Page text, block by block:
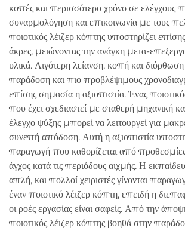
κοπές και περισσότερο χρόνο σε ελέγχους
συναρμολόγηση και επικοινωνία με τους
ποιοτικός λέιζερ κόπτης υποστηρίζει
άκρες, μειώνοντας την ανάγκη μετα-
υλικά. Λιγότερη λείανση, κοπή και
παράδοση και πιο προβλέψιμους
επίσης σημασία η αξιοπιστία. Ένας
που έχει σχεδιαστεί με σταθερή μηχανική
έλεγχο ψύξης μπορεί να λειτουργεί για
συνεπή απόδοση. Αυτή η αξιοπιστία
παραγωγή που καθορίζεται από προθεσμίες
άγχος κατά τις περιόδους αιχμής. Η
απλή, και πολλοί χειριστές γίνονται
έναν ποιοτικό λέιζερ κόπτη, επειδή η
οι ροές εργασίας είναι σαφείς. Από την
ποιοτικός λέιζερ κόπτης βοηθά στην